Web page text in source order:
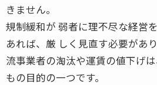
きません。
規制緩和が 弱者に理不尽な経営
あれば、厳 しく見直す必要が
流事業者の淘汰や運賃の値下げ
もの目的の一つです。